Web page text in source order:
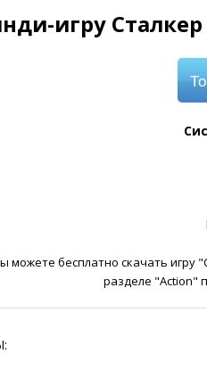
игру
можете бесплатно скачать
разделе "Action"